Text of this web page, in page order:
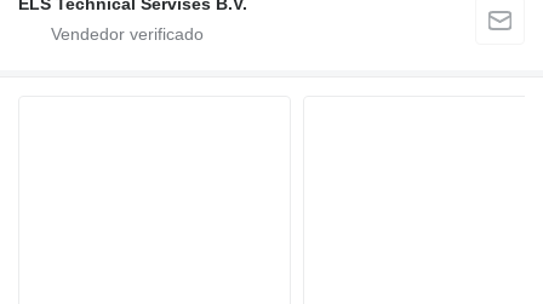
ELS Technical Servises B.V.